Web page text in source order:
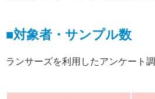
■対象者・サンプル数
ランサーズを利用したアンケート